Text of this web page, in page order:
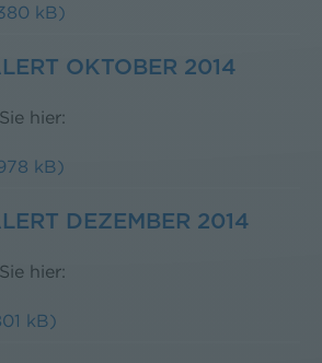
kB)
OKTOBER 2014
hier:
kB)
DEZEMBER 2014
hier:
kB)